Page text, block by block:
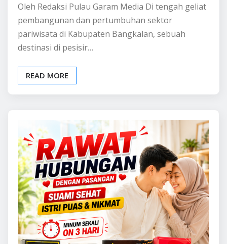
Oleh Redaksi Pulau Garam Media Di tengah geliat
pembangunan dan pertumbuhan sektor
pariwisata di Kabupaten Bangkalan, sebuah
destinasi di pesisir…
READ MORE